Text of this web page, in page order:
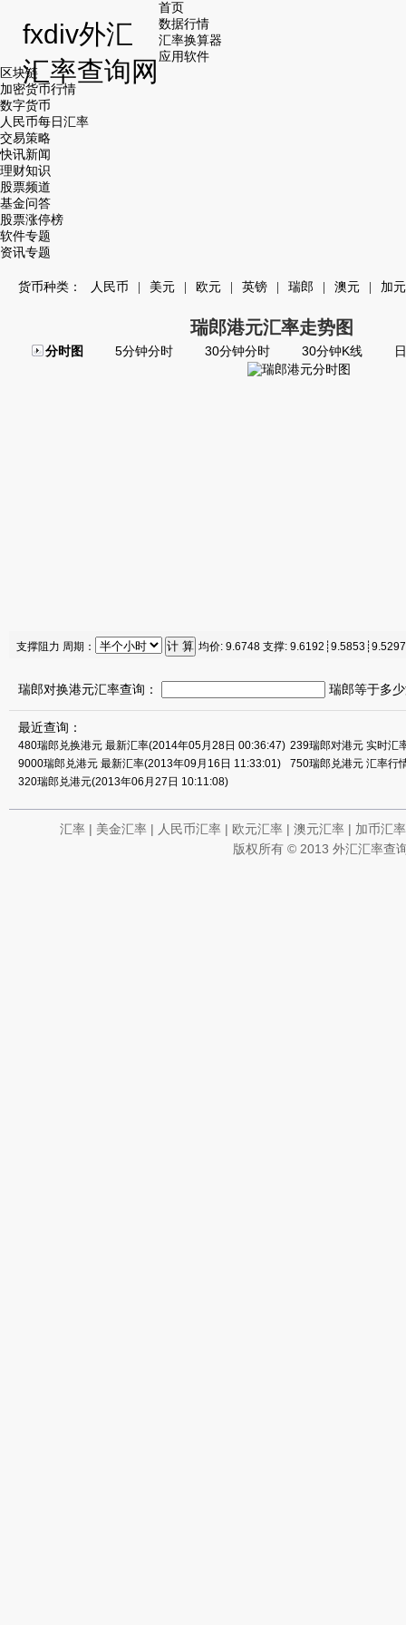
fxdiv外汇
汇率查询网
首页
数据行情
汇率换算器
应用软件
区块链
加密货币行情
数字货币
人民币每日汇率
交易策略
快讯新闻
理财知识
股票频道
基金问答
股票涨停榜
软件专题
资讯专题
货币种类： 人民币 美元 欧元 英镑 瑞郎 澳元 加元
瑞郎港元汇率走势图
分时图 5分钟分时 30分钟分时 30分钟K线
支撑阻力 周期： 均价: 9.6748 支撑: 9.6192┊9.5853┊9.5297
瑞郎对换港元汇率查询： 瑞郎等于多
最近查询：
480瑞郎兑换港元 最新汇率(2014年05月28日 00:36:47) 239瑞郎对港元 实时汇
9000瑞郎兑港元 最新汇率(2013年09月16日 11:33:01)
750瑞郎兑港元 汇率行
320瑞郎兑港元(2013年06月27日 10:11:08)
汇率 | 美金汇率 | 人民币汇率 | 欧元汇率 | 澳元汇率 | 加币汇率
版权所有 © 2013 外汇汇率查